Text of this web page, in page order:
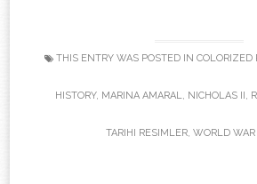
THIS ENTRY WAS POSTED IN COLORIZED
HISTORY, MARINA AMARAL, NICHOLAS II,
TARIHI RESIMLER, WORLD WAR